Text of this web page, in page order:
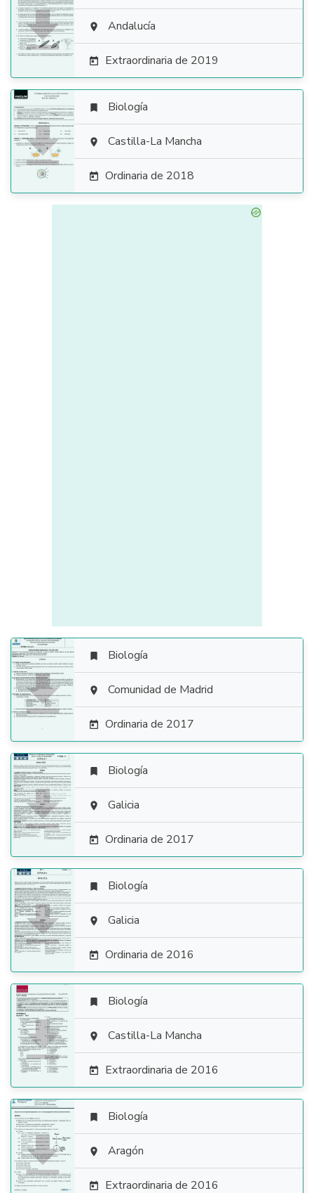
  Andalucía
 Extraordinaria de 2019

 Biología
 Castilla-La Mancha
 Ordinaria de 2018

 Biología
 Comunidad de Madrid
 Ordinaria de 2017

 Biología
 Galicia
 Ordinaria de 2017

 Biología
 Galicia
 Ordinaria de 2016

 Biología
 Castilla-La Mancha
 Extraordinaria de 2016

 Biología
 Aragón
 Extraordinaria de 2016